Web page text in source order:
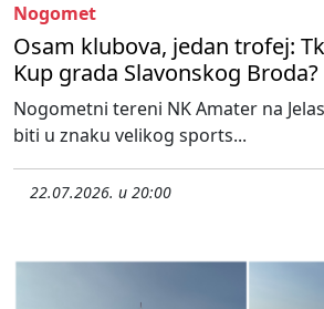
Nogomet
Osam klubova, jedan trofej:
Kup grada Slavonskog Broda?
Nogometni tereni NK Amater na
biti u znaku velikog sports...
22.07.2026. u 20:00